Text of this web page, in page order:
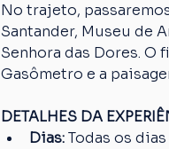
No trajeto,
Santander, Museu de
Senhora das Dores. O
Gasômetro e a
DETALHES DA
Dias: Todas os dias